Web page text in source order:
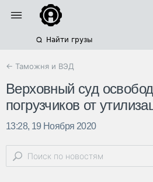
Найти грузы
← Таможня и ВЭД
Верховный суд
погрузчиков от
13:28, 19 Ноября 2020